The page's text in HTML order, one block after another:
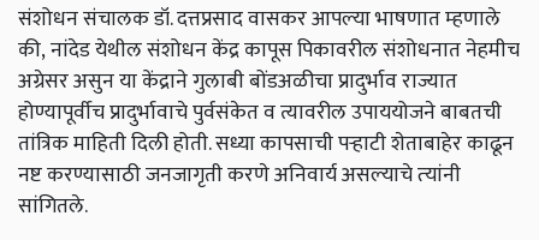
संशोधन संचालक डॉ. दत्तप्रसाद वासकर आपल्‍या भाषणात म्‍हणाले
की,नांदेड येथील संशोधन केंद्र कापूस पिकावरील संशोधनात नेहमीच
अग्रेसर असुन या केंद्राने गुलाबी बोंडअळीचा प्रादुर्भाव राज्यात
होण्यापूर्वीच प्रादुर्भावाचे पुर्वसंकेत व त्यावरील उपाययोजने बाबतची
तांत्रिक माहिती दिली होती. सध्या कापसाची पऱ्हाटी शेताबाहेर काढून
नष्ट करण्यासाठी जनजागृती करणे अनिवार्य असल्‍याचे त्‍यांनी
सांगितले.